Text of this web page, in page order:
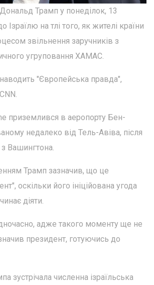
Трамп у понеділок, 13
Ізраїлю на тлі того, як жителі країни
звільнення заручників з
угруповання ХАМАС.
"Європейська правда",
приземлився в аеропорту Бен-
недалеко від Тель-Авіва, після
Вашингтона.
Трамп зазначив, що це
оскільки його ініційована угода
діяти.
адже такого моменту ще не
президент, готуючись до
зустрічала численна ізраїльська